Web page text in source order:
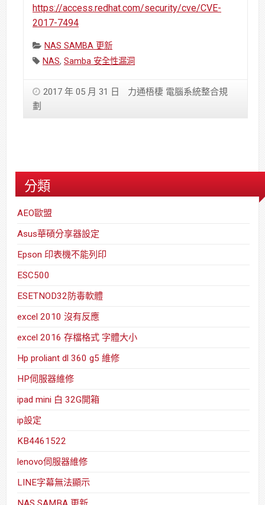
https://access.redhat.com/security/cve/CVE-
2017-7494
Categories:
NAS SAMBA 更新
Tags:
NAS, Samba 安全性漏洞
2017 年 05 月 31 日
力通梧棲 電腦系統整合規
劃
分類
AEO歐盟
Asus華碩分享器設定
Epson 印表機不能列印
ESC500
ESETNOD32防毒軟體
excel 2010 沒有反應
excel 2016 存檔格式 字體大小
Hp proliant dl 360 g5 維修
HP伺服器維修
ipad mini 白 32G開箱
ip設定
KB4461522
lenovo伺服器維修
LINE字幕無法顯示